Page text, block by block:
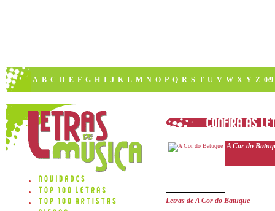
A B C D E F G H I J K L M N O P Q R S T U V W X Y Z 0/9
A Cor do
Letras de A Cor do Batuque